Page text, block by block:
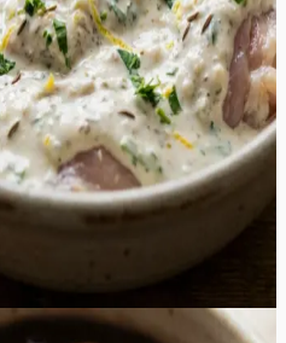
vürtsköömen loovad sügava
mis täidab õue isuäratava
grillil. See marinaad
suveõhtuteks, pakkudes
traditsioonilistele
Valmis šašlõkk on pealt
mahlane, sobides
värskete salatite või
)